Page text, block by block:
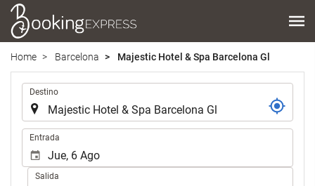
Home Barcelona Majestic Hotel & Spa Barcelona Gl
Introduzca
lugar
de
destino
en
Destino
Introduzca
las
fechas
Entrada
Salida